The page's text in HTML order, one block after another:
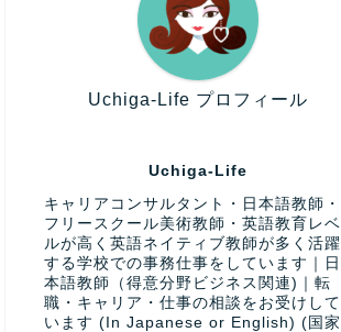
Uchiga-Life プロフィール
Uchiga-Life
キャリアコンサルタント・日本語教師・
フリースクール美術教師・英語教育レベ
ルが高く英語ネイティブ教師が多く活躍
する学校での事務仕事をしています｜日
本語教師（得意分野ビジネス関連)｜転
職・キャリア・仕事の相談をお受けして
います (In Japanese or English) (国家